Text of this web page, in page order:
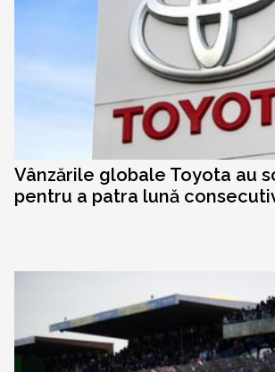
Vânzările globale Toyota au
pentru a patra lună